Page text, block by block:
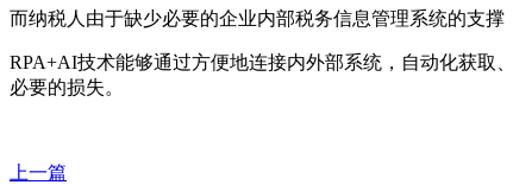
而纳税人由于缺少必要的企业内部税务信息管理系统的支
RPA+AI技术能够通过方便地连接内外部系统，自动化获取
必要的损失。
上一篇